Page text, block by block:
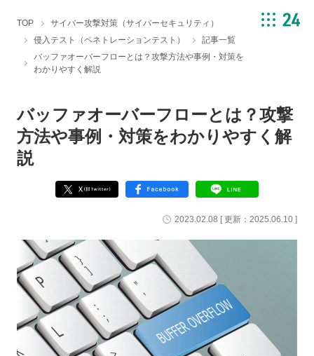
TOP
サイバー攻撃対策（サイバーセキュリティ）
侵入テスト（ペネトレーションテスト）
記事一覧
バッファオーバーフローとは？攻撃方法や事例・対策を
わかりやすく解説
バッファオーバーフローとは？攻撃
方法や事例・対策をわかりやすく解
説
2023.02.08 [ 更新： 2025.06.10 ]